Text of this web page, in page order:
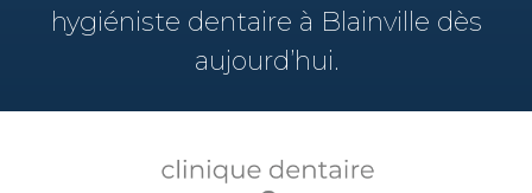
hygiéniste dentaire à Blainville dès
aujourd’hui.